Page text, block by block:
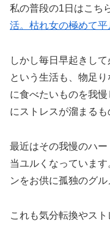
私の普段の1日はこち
活。枯れ女の極めて平
しかし毎日早起きし
という生活も、物足
に食べたいものを我
にストレスが溜まるも
最近はその我慢のハ
当ユルくなっていま
ンをお供に孤独のグ
これも気分転換やス